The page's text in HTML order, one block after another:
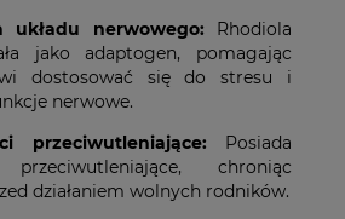
układu nerwowego: Rhodiola
jako adaptogen, pomagając
dostosować się do stresu i
nerwowe.
przeciwutleniające: Posiada
chroniąc
działaniem wolnych rodników.